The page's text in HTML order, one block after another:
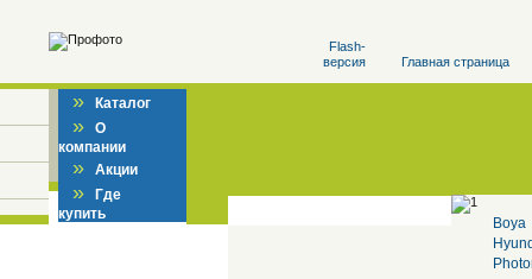
Flash-
версия
Главная страница
» Каталог
» О
компании
» Акции
» Где
купить
Boya